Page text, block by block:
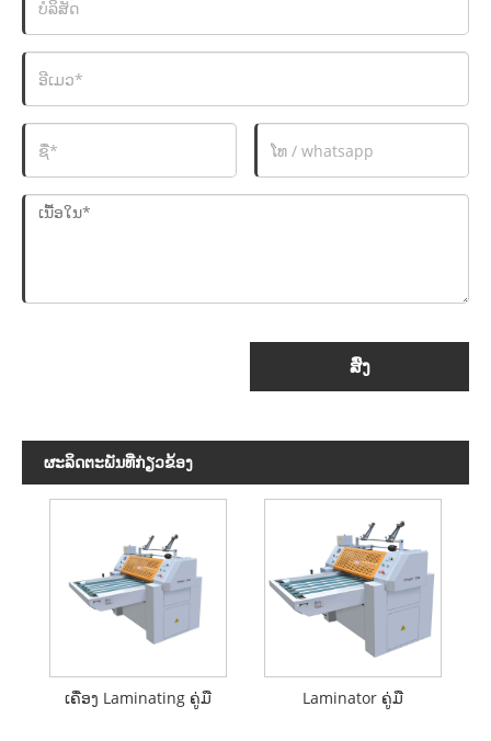
ສົ່ງ
ຜະ​ລິດ​ຕະ​ພັນ​ທີ່​ກ່ຽວ​ຂ້ອງ
ເຄື່ອງ Laminating ຄູ່ມື Laminator ຄູ່ມື